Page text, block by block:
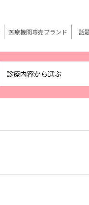
診療内容から選ぶ
医療機関専売ブランド 話